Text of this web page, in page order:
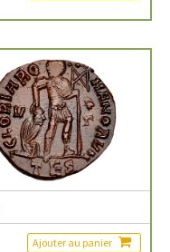
Ajouter au panier